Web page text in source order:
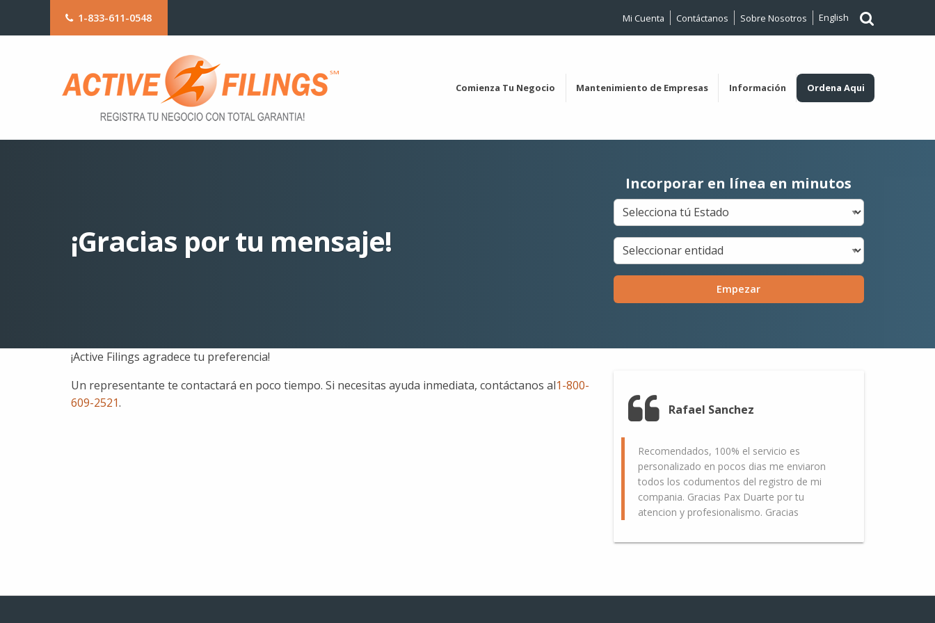
1-833-611-0548 Mi Cuenta Contáctanos Sobre Nosotros English
Comienza Tu Negocio Mantenimiento de Empresas Información Ordena Aqui
¡Gracias por tu mensaje!
Incorporar en línea en minutos
Empezar
¡Active Filings agradece tu preferencia!
Un representante te contactará en poco tiempo. Si necesitas ayuda inmediata, contáctanos al1-800-
609-2521. Rafael Sanchez
Recomendados, 100% el servicio es
personalizado en pocos dias me enviaron
todos los codumentos del registro de mi
compania. Gracias Pax Duarte por tu
atencion y profesionalismo. Gracias